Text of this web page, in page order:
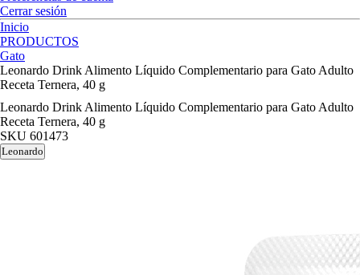
Cerrar sesión
Inicio
PRODUCTOS
Gato
Leonardo Drink Alimento Líquido Complementario para Gato Adulto
Receta Ternera, 40 g
Leonardo Drink Alimento Líquido Complementario para Gato Adulto
Receta Ternera, 40 g
SKU 601473
Leonardo